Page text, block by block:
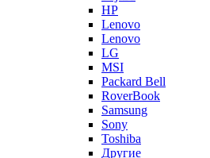
HP
Lenovo
Lenovo
LG
MSI
Packard Bell
RoverBook
Samsung
Sony
Toshiba
Другие